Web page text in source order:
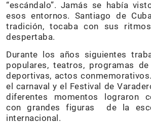
“escándalo”. Jamás se había
esos entornos. Santiago de
tradición, tocaba con sus
despertaba.
Durante los años siguientes
populares, teatros, programas
deportivas, actos
el carnaval y el Festival de
diferentes momentos lograron
con grandes figuras de la
internacional.